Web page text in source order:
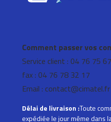
Comment passer vos
Service client : 04 76 75
fax : 04 76 78 32 17
Email :
Délai de livraison :Toute
expédiée le jour même dans